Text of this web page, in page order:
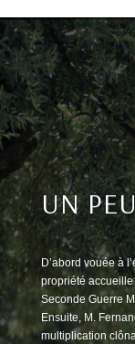
UN
D’abord vouée à
propriété
Seconde Guerre
Ensuite, M.
multiplication